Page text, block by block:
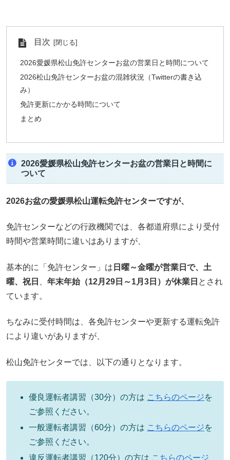
目次
2026愛媛県松山免許センターお盆の営業日と時間について
2026松山免許センターお盆の混雑状況（Twitterの書き込
み）
免許更新にかかる時間について
まとめ
2026愛媛県松山免許センターお盆の営業日と時間に
ついて
2026お盆の愛媛県松山運転免許センターですが、
免許センターなどの行政機関では、各都道府県により受付
時間や営業時間に違いはありますが、
基本的に「免許センター」は 日曜～金曜が営業日で、土
曜、祝日
年末年始（12月29日～1月3日）が休業日 とされ
ています。
ちなみに受付時間は、各免許センターや更新する運転免許
により違いがありますが、
松山免許センターでは、以下の通りとなります。
優良運転者講習（30分）の方は こちらのページを
ご参照ください。
一般運転者講習（60分）の方は こちらのページを
ご参照ください。
違反運転者講習（120分）の方は こちらのページ